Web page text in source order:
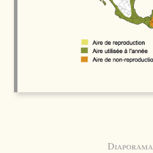
Diaporama